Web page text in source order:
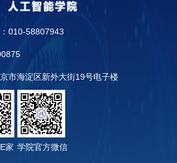
010-58807943
市海淀区新外大街19号电子楼
家 学院官方微信